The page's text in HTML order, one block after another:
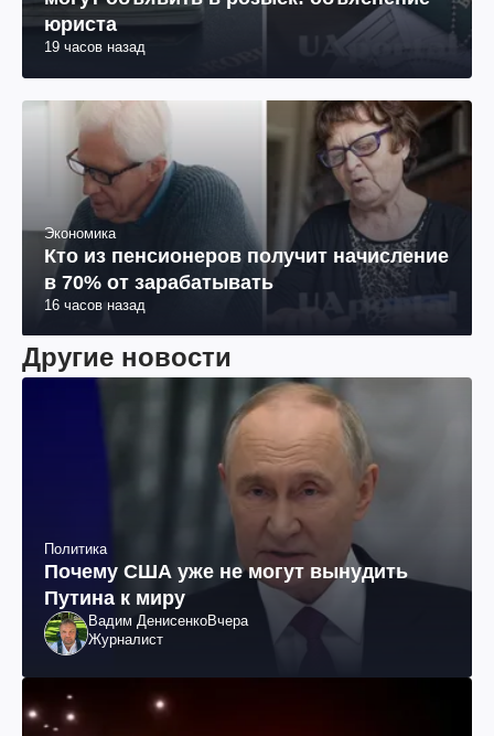
юриста
19 часов назад
Экономика
Кто из пенсионеров получит начисление
в 70% от зарабатывать
16 часов назад
Другие новости
Политика
Почему США уже не могут вынудить
Путина к миру
Вадим ДенисенкоВчера
Журналист